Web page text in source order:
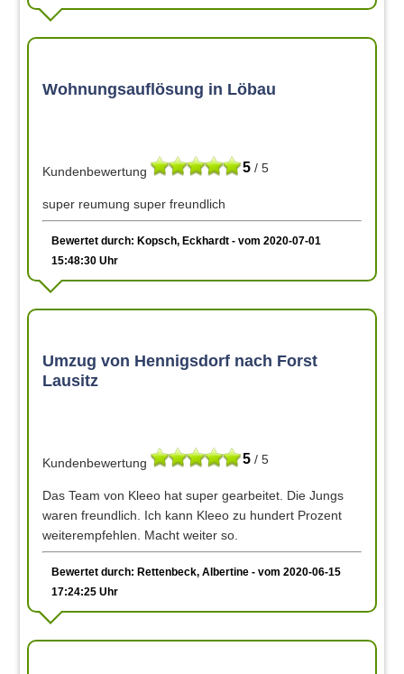
Wohnungsauflösung in Löbau
5 / 5
Kundenbewertung
super reumung super freundlich
Bewertet durch: Kopsch, Eckhardt - vom 2020-07-01
15:48:30 Uhr
Umzug von Hennigsdorf nach Forst
Lausitz
5 / 5
Kundenbewertung
Das Team von Kleeo hat super gearbeitet. Die Jungs
waren freundlich. Ich kann Kleeo zu hundert Prozent
weiterempfehlen. Macht weiter so.
Bewertet durch: Rettenbeck, Albertine - vom 2020-06-15
17:24:25 Uhr